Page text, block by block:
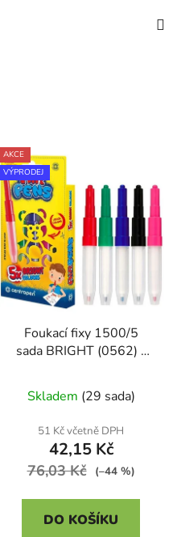
AKCE
VÝPRODEJ
Foukací fixy 1500/5
sada BRIGHT (0562) -
Skladem (29 sada)
51 Kč včetně DPH
42,15 Kč
76,03 Kč (–44 %)
DO KOŠÍKU